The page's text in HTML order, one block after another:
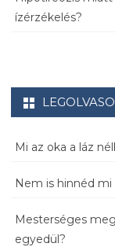
ízérzékelés?
Mi az oka a láz
Nem is hinnéd
Mesterséges
egyedül?